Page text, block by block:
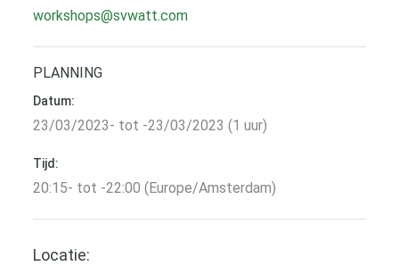
workshops@svwatt.com
PLANNING
Datum:
23/03/2023- tot -23/03/2023 (1 uur)
Tijd:
20:15- tot -22:00 (Europe/Amsterdam)
Locatie: